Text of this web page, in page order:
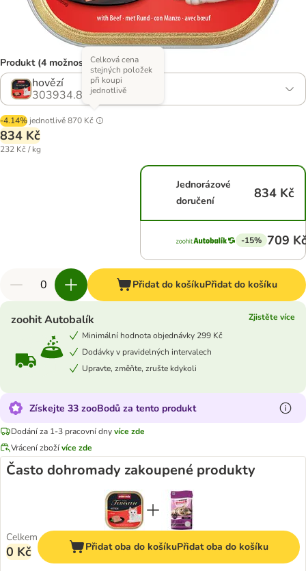
Produkt (4 možností)
hovězí
303934.8
-4.14% jednotlivě870 Kč
Celková cena
stejných položek
při koupi
jednotlivě
834 Kč
232 Kč / kg
Jednorázové
doručení
834 Kč
-15% 709
Přidat do košíkuPřidat do košíku
zoohit Autobalík
Zjistěte více
Minimální hodnota objednávky 299 Kč
Dodávky v pravidelných intervalech
Upravte, změňte, zrušte kdykoli
Získejte 33 zooBodů za tento produkt
Dodání za 1-3 pracovní dnyvíce zde
Vrácení zbožívíce zde
Často dohromady zakoupené produkty
Celkem
0 Kč Přidat oba do košíkuPřidat oba do košíku